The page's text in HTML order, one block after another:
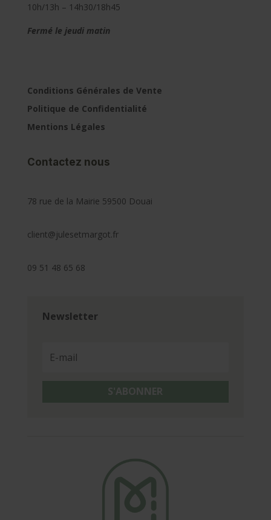
10h/13h – 14h30/18h45
Fermé le jeudi matin
Conditions Générales de Vente
Politique de Confidentialité
Mentions Légales
Contactez nous
78 rue de la Mairie 59500 Douai
client@julesetmargot.fr
09 51 48 65 68
Newsletter
S'ABONNER